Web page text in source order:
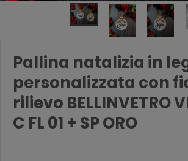
Pallina natalizia in
personalizzata con
rilievo BELLINVETRO
C FL 01 + SP ORO